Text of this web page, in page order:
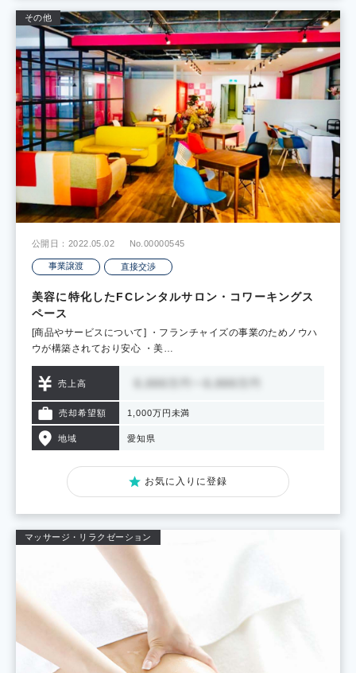
その他
公開日：2022.05.02 No.00000545
事業譲渡 直接交渉
美容に特化したFCレンタルサロン・コワーキングス
ペース
[商品やサービスについて] ・フランチャイズの事業のためノウハ
ウが構築されており安心 ・美…
売上高
売却希望額 1,000万円未満
地域 愛知県
お気に入りに登録
マッサージ・リラクゼーション